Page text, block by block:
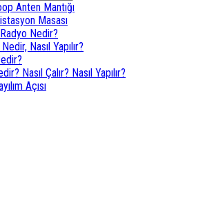
Anten Mantığı
Masası
Nedir?
Nasıl Yapılır?
Nasıl Çalır? Nasıl Yapılır?
Açısı